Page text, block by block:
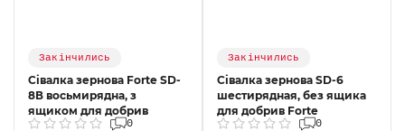
Закінчились
Сівалка зернова Forte SD-
8В восьмирядна, з
ящиком для добрив
0
Закінчились
Сівалка зернова SD-6
шестирядная, без ящика
для добрив Forte
0